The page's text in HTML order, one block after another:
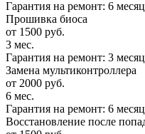
Гарантия на ремонт: 6
Прошивка биоса
от 1500 руб.
3 мес.
Гарантия на ремонт: 3
Замена мультиконтроллера
от 2000 руб.
6 мес.
Гарантия на ремонт: 6
Восстановление после